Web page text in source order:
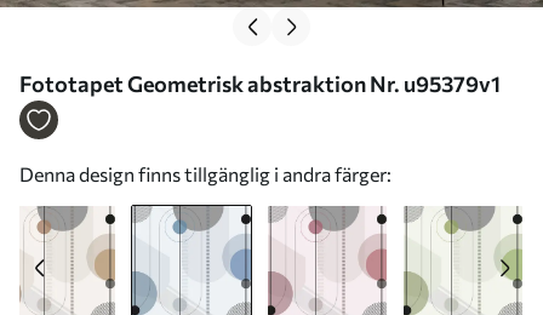
Fototapet Geometrisk abstraktion Nr. u95379v1
Denna design finns tillgänglig i andra färger: